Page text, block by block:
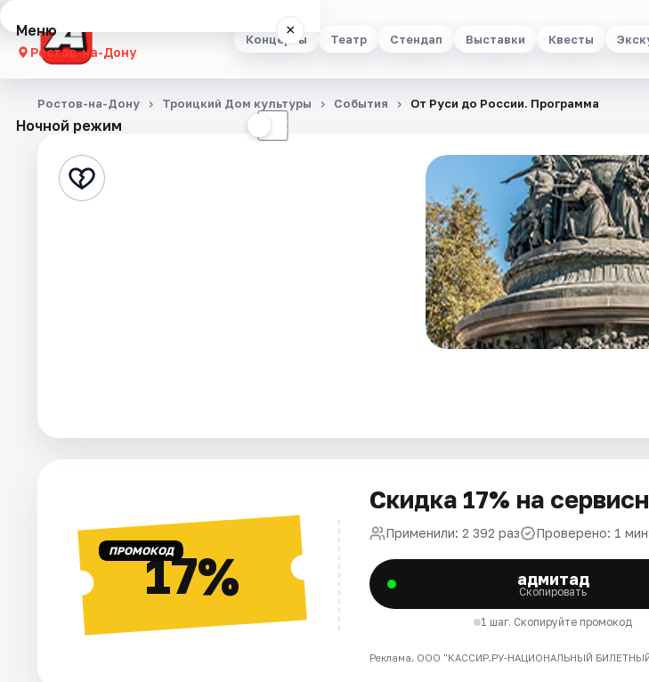
Концерты Театр Стендап Выставки Квесты
Меню ×
Ростов-на-Дону
Концерты
Стендап
Артисты
Рейтинги
Ночной режим ☾
Ростов-на-Дону Троицкий Дом культуры События От Руси до России. Программа
ПРОМОКОД17%
Скидка 17% на
Применили: 2 392 раз Проверено: 1
адмитад
Скопировать
1 шаг. Скопируйте промокод
Реклама. ООО "КАССИР.РУ-НАЦИОНАЛЬНЫЙ БИЛЕТНЫЙ